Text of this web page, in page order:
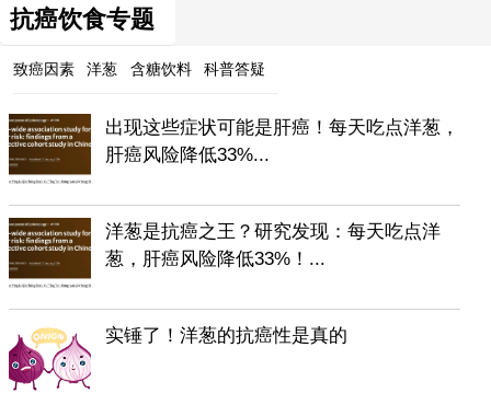
抗癌饮食专题
致癌因素 洋葱 含糖饮料 科普答疑
出现这些症状可能是肝癌！每天吃点洋葱，
肝癌风险降低33%...
洋葱是抗癌之王？研究发现：每天吃点洋
葱，肝癌风险降低33%！...
实锤了！洋葱的抗癌性是真的